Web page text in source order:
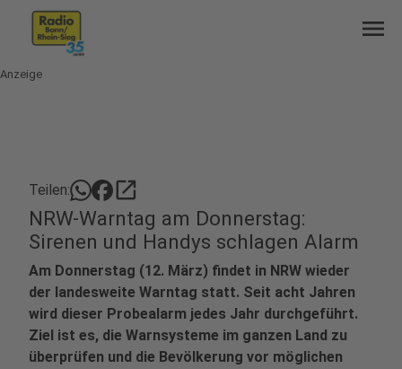
menu
Anzeige
Teilen: open_in_new
NRW-Warntag am Donnerstag:
Sirenen und Handys schlagen Alarm
Am Donnerstag (12. März) findet in NRW wieder
der landesweite Warntag statt. Seit acht Jahren
wird dieser Probealarm jedes Jahr durchgeführt.
Ziel ist es, die Warnsysteme im ganzen Land zu
überprüfen und die Bevölkerung vor möglichen